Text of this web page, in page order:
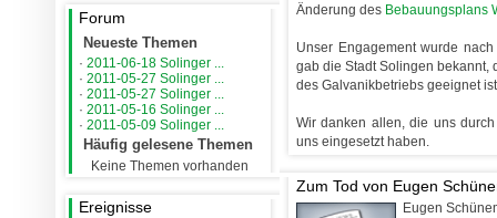
Forum
Neueste Themen
· 2011-06-18 Solinger ...
· 2011-05-27 Solinger ...
· 2011-05-27 Solinger ...
· 2011-05-16 Solinger ...
· 2011-05-09 Solinger ...
Häufig gelesene Themen
Keine Themen vorhanden
Ereignisse
Änderung des Bebauungsplans
Unser Engagement wurde
gab die Stadt Solingen bekannt,
des Galvanikbetriebs geeignet
Wir danken allen, die uns
uns eingesetzt haben.
Zum Tod von Eugen
Eugen